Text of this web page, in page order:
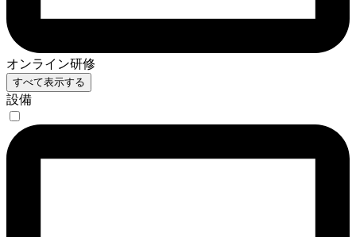
オンライン研修
すべて表示する
設備